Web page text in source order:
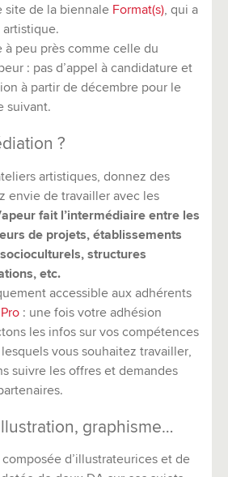
site de la biennale Format(s), qui a
peu près comme celle du
: pas d’appel à candidature et
à partir de décembre pour le
suivant.
?
artistiques, donnez des
envie de travailler avec les
fait l’intermédiaire entre les
de projets, établissements
structures
etc.
accessible aux adhérents
: une fois votre adhésion
les infos sur vos compétences
vous souhaitez travailler,
suivre les offres et demandes
graphisme…
composée d’illustrateurices et de